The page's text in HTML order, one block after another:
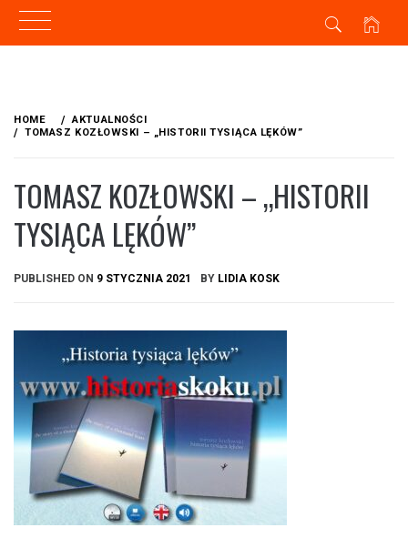
content
HOME
AKTUALNOŚCI
TOMASZ KOZŁOWSKI – „HISTORII TYSIĄCA LĘKÓW”
TOMASZ KOZŁOWSKI – „HISTORII
TYSIĄCA LĘKÓW”
PUBLISHED ON 9 STYCZNIA 2021 BY LIDIA KOSK